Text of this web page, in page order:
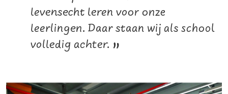
levensecht leren voor onze
leerlingen. Daar staan wij als school
volledig achter. ”